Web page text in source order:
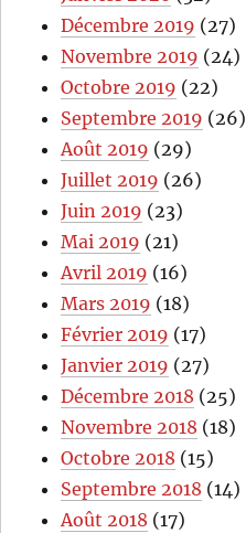
Décembre 2019 (27)
Novembre 2019 (24)
Octobre 2019 (22)
Septembre 2019 (26)
Août 2019 (29)
Juillet 2019 (26)
Juin 2019 (23)
Mai 2019 (21)
Avril 2019 (16)
Mars 2019 (18)
Février 2019 (17)
Janvier 2019 (27)
Décembre 2018 (25)
Novembre 2018 (18)
Octobre 2018 (15)
Septembre 2018 (14)
Août 2018 (17)